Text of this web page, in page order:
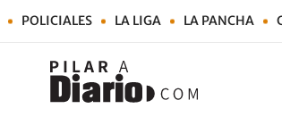
POLICIALES LA LIGA LA PANCHA